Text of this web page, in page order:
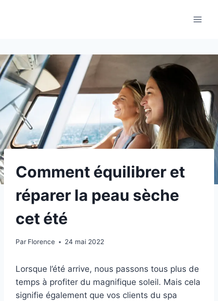
Comment équilibrer et
réparer la peau sèche
cet été
Par Florence 24 mai 2022
Lorsque l’été arrive, nous passons tous plus de
temps à profiter du magnifique soleil. Mais cela
signifie également que vos clients du spa